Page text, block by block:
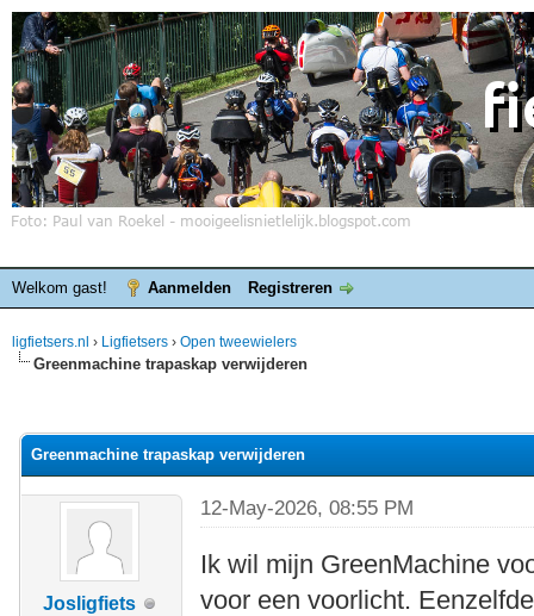
Welkom gast! Aanmelden Registreren
ligfietsers.nl › Ligfietsers › Open tweewielers
Greenmachine trapaskap verwijderen
Greenmachine trapaskap verwijderen
Josligfiets
12-May-2026, 08:55 PM
Ik wil mijn GreenMachine
voor een voorlicht.